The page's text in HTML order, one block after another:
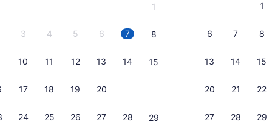
1
3 4 5 6 7 8
10 11 12 13 14 15
17 18 19 20
24 25 26 27 28 29
1
6 7 8
13 14 15
20 21 22
27 28 29